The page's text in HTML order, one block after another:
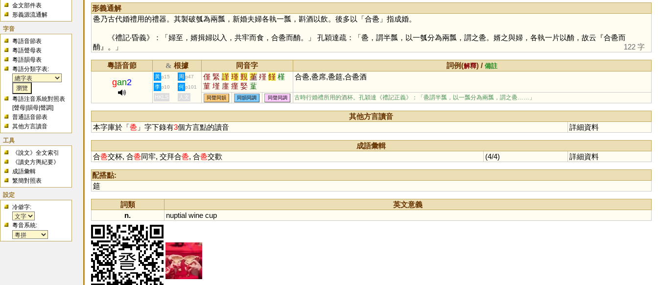
金文部件表
形義源流通解
字音
粵語音節表
粵語聲母表
粵語韻母表
粵語分類字表:
粵語注音系統對照表
[聲母 |韻母 |聲調]
普通話音節表
其他方言讀音
工具
《說文》全文索引
《讀史方輿紀要》
成語彙輯
繁簡對照表
設定
冷僻字:
粵音系統:
形義通解
巹乃古代婚禮用的禮器。其製破瓠為兩瓢，新婚夫婦各執一瓢，斟酒以飲。後多以「合巹」指成婚。
《禮記‧昏義》：「婦至，婿揖婦以入，共牢而食，合巹而酳。」 孔穎達疏：「巹，謂半瓢，以一瓠分為兩瓢，謂之巹。婿之與婦，各執一片以酳，故云『合巹而
酳』。」
122 字
粵語音節 & 根據 同音字 詞例(解釋) /備註
gan2
黃 p15 周 p47 僅 緊 謹 瑾 覲 堇 殣 饉 槿
菫 墐 廑 瘽 婜 蓳
合巹,巹席,巹筵,合巹酒
李 p10 何 p101
HKLS 人文 同聲同韻 同韻同調 同聲同調 古時行婚禮所用的酒杯。孔穎達《禮記正義》：「巹謂半瓢，以一瓢分為兩瓢，謂之巹……」
其他方言讀音
本字庫於「巹 」字下錄有3個方言點的讀音 詳細資料
成語彙輯
合巹交杯, 合巹同牢, 交拜合巹, 合巹交歡 (4/4) 詳細資料
配搭點:
筵
詞類
英文意義
n.
nuptial wine cup